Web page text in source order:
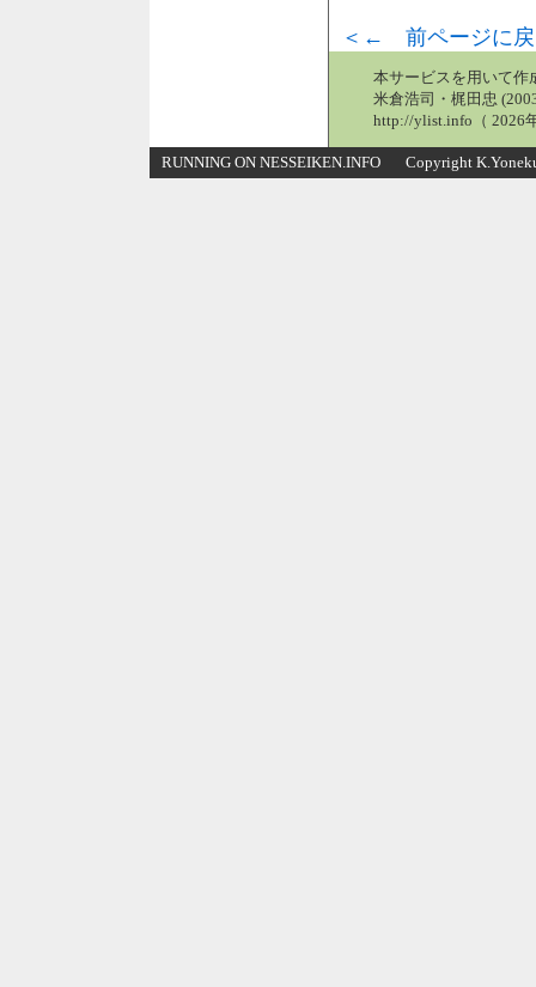
＜← 前ページに戻
本サービスを用いて作
米倉浩司・梶田忠
http://ylist.info（ 2026
RUNNING ON NESSEIKEN.INFO Copyright